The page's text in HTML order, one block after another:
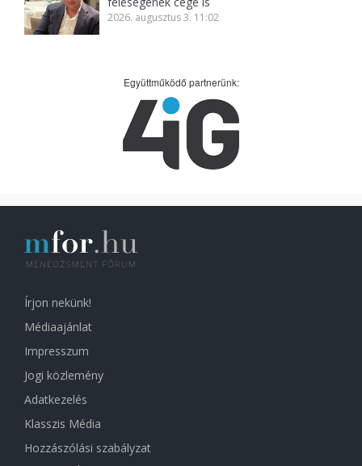
2026. augusztus 3. 11:02
Együttműködő partnerünk:
Írjon nekünk!
Médiaajánlat
Impresszum
Jogi közlemény
Adatkezelés
Klasszis Média
Hozzászólási szabályzat